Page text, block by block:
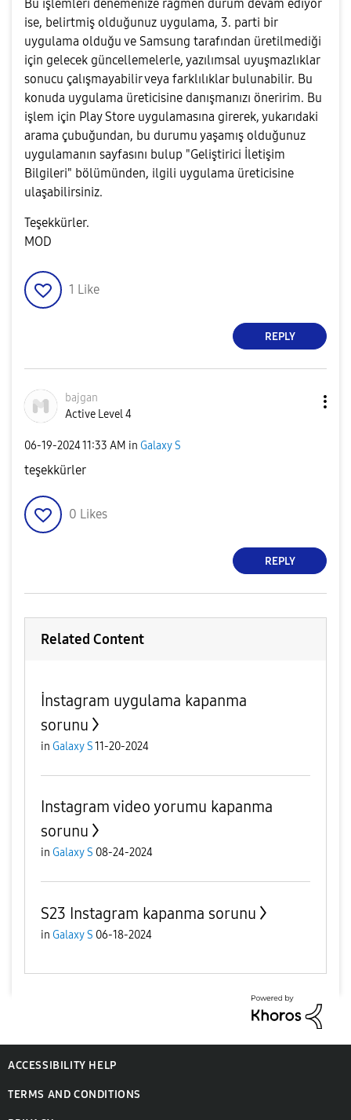
Bu işlemleri denemenize rağmen durum devam ediyor
ise, belirtmiş olduğunuz uygulama, 3. parti bir
uygulama olduğu ve Samsung tarafından üretilmediği
için gelecek güncellemelerle, yazılımsal uyuşmazlıklar
sonucu çalışmayabilir veya farklılıklar bulunabilir. Bu
konuda uygulama üreticisine danışmanızı öneririm. Bu
işlem için Play Store uygulamasına girerek, yukarıdaki
arama çubuğundan, bu durumu yaşamış olduğunuz
uygulamanın sayfasını bulup "Geliştirici İletişim
Bilgileri" bölümünden, ilgili uygulama üreticisine
ulaşabilirsiniz.
Teşekkürler.
MOD
1 Like
REPLY
bajgan
Active Level 4
‎06-19-202411:33 AM in Galaxy S
teşekkürler
0 Likes
REPLY
Related Content
İnstagram uygulama kapanma
sorunu
in Galaxy S11-20-2024
Instagram video yorumu kapanma
sorunu
in Galaxy S 08-24-2024
S23 Instagram kapanma sorunu
in Galaxy S 06-18-2024
ACCESSIBILITY HELP
TERMS AND CONDITIONS